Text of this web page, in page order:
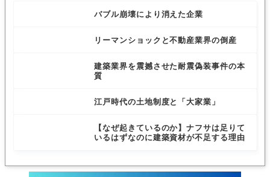
バブル崩壊により消えた企業
リーマンショックと不動産業界の倒産
建築業界を震撼させた耐震偽装事件の本
質
江戸時代の土地制度と「大家業」
【なぜ起きているのか】ナフサは足りて
いるはずなのに建築資材が不足する理由